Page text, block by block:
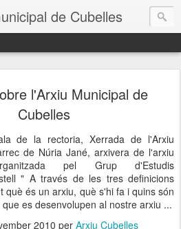
de Cubelles
l'Arxiu Municipal de
Cubelles
de la rectoria, Xerrada de l'Arxiu
de Núria Jané, arxivera de l'arxiu
pel Grup d'Estudis
" A través de les tres definicions
què és un arxiu, què s'hi fa i quins són
es desenvolupen al nostre arxiu ...
2010 per Arxiu Cubelles